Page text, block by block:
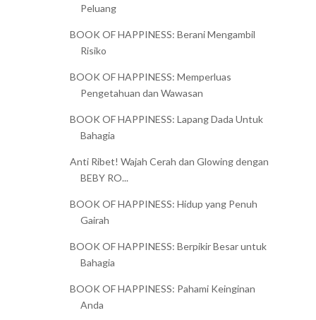
Peluang
BOOK OF HAPPINESS: Berani Mengambil
Risiko
BOOK OF HAPPINESS: Memperluas
Pengetahuan dan Wawasan
BOOK OF HAPPINESS: Lapang Dada Untuk
Bahagia
Anti Ribet! Wajah Cerah dan Glowing dengan
BEBY RO...
BOOK OF HAPPINESS: Hidup yang Penuh
Gairah
BOOK OF HAPPINESS: Berpikir Besar untuk
Bahagia
BOOK OF HAPPINESS: Pahami Keinginan
Anda